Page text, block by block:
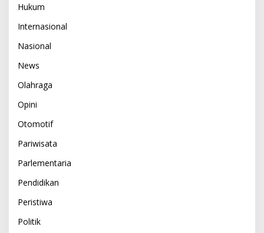
Hukum
Internasional
Nasional
News
Olahraga
Opini
Otomotif
Pariwisata
Parlementaria
Pendidikan
Peristiwa
Politik